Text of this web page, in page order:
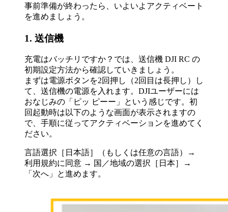
事前準備が終わったら、いよいよアクティベート
を進めましょう。
1. 送信機
充電はバッチリですか？では、送信機 DJI RC の
初期設定方法から確認していきましょう。
まずは電源ボタンを2回押し（2回目は長押し）し
て、送信機の電源を入れます。DJIユーザーには
おなじみの「ピッ ピーー」という感じです。初
回起動時は以下のような画面が表示されますの
で、手順に従ってアクティベーションを進めてく
ださい。
言語選択［日本語］（もしくは任意の言語）→
利用規約に同意 → 国／地域の選択［日本］→
「次へ」と進めます。